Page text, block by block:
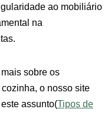
ao mobiliário
na
sobre os
o nosso site
assunto(Tipos de